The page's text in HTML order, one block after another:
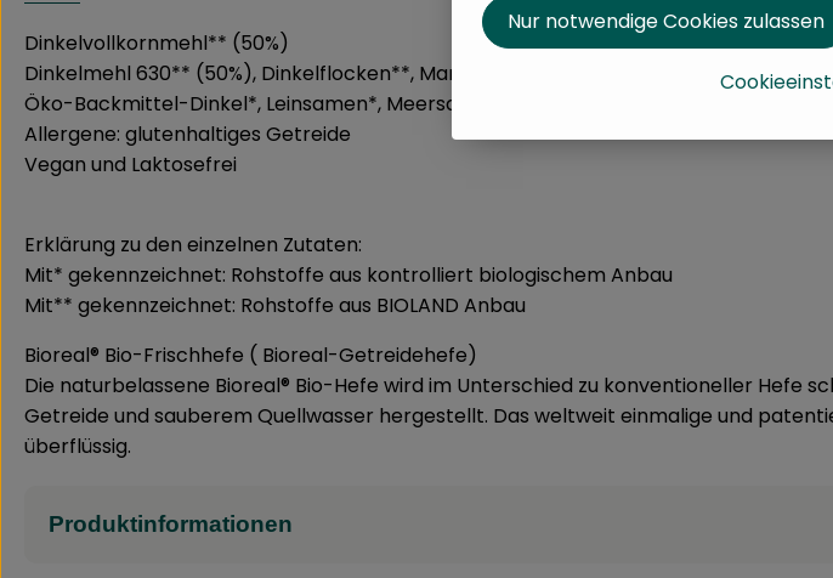
Dinkelvollkornmehl** (50%)
Dinkelmehl 630** (50%), Dinkelflocken**, Margarine*,
Öko-Backmittel-Dinkel*, Leinsamen*, Meersalz, Getreidehefe*,Wasser
Allergene: glutenhaltiges Getreide
Vegan und Laktosefrei
Erklärung zu den einzelnen Zutaten:
Mit* gekennzeichnet: Rohstoffe aus kontrolliert biologischem Anbau
Mit** gekennzeichnet: Rohstoffe aus BIOLAND Anbau
Bioreal® Bio-Frischhefe ( Bioreal-Getreidehefe)
Die naturbelassene Bioreal® Bio-Hefe wird im Unterschied zu konventioneller Hefe
Getreide und sauberem Quellwasser hergestellt. Das weltweit einmalige und
überflüssig.
Produktinformationen
Nur notwendige Cookies zulassen